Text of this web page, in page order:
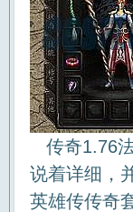
传奇1.76
说着详细，
英雄传传奇